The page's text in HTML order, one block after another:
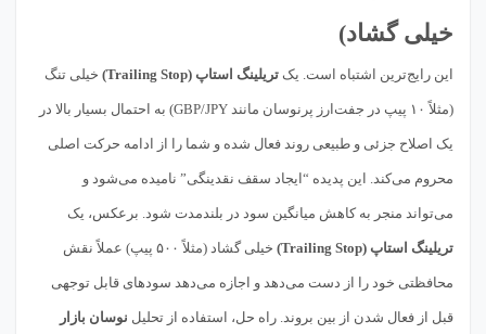
خیلی گشاد)
این رایج‌ترین اشتباه است. یک تریلینگ استاپ (Trailing Stop) خیلی تنگ
(مثلاً ۱۰ پیپ در جفت‌ارز پرنوسان مانند GBP/JPY) به احتمال بسیار بالا در
یک اصلاح جزئی و طبیعی روند فعال شده و شما را از ادامه حرکت اصلی
محروم می‌کند. این پدیده “ایجاد سقف نقدینگی” نامیده می‌شود و
می‌تواند منجر به کاهش میانگین سود در بلندمدت شود. برعکس، یک
تریلینگ استاپ (Trailing Stop) خیلی گشاد (مثلاً ۵۰۰ پیپ) عملاً نقش
محافظتی خود را از دست می‌دهد و اجازه می‌دهد سودهای قابل توجهی
قبل از فعال شدن از بین بروند. راه حل، استفاده از تحلیل نوسان بازار